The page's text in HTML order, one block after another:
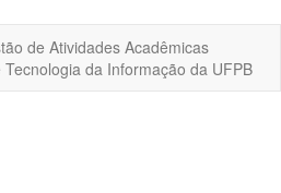
de Atividades Acadêmicas
da Informação da UFPB